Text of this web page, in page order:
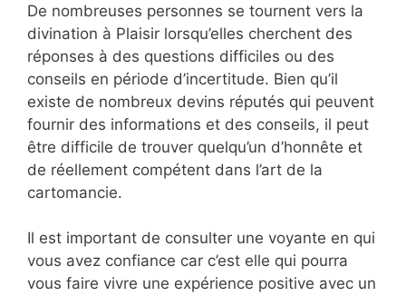
De nombreuses personnes se tournent vers la
divination à Plaisir lorsqu’elles cherchent des
réponses à des questions difficiles ou des
conseils en période d’incertitude. Bien qu’il
existe de nombreux devins réputés qui peuvent
fournir des informations et des conseils, il peut
être difficile de trouver quelqu’un d’honnête et
de réellement compétent dans l’art de la
cartomancie.
Il est important de consulter une voyante en qui
vous avez confiance car c’est elle qui pourra
vous faire vivre une expérience positive avec un